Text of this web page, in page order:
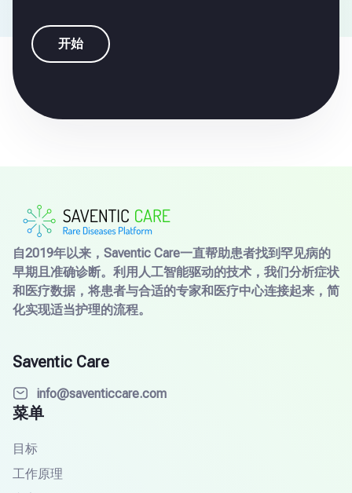
开始
自2019年以来，Saventic Care一直帮助患者找到罕见病的
早期且准确诊断。利用人工智能驱动的技术，我们分析症状
和医疗数据，将患者与合适的专家和医疗中心连接起来，简
化实现适当护理的流程。
Saventic Care
info@saventiccare.com
菜单
目标
工作原理